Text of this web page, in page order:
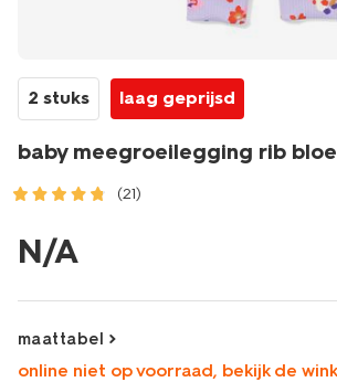
2 stuks laag geprijsd
baby meegroeilegging rib
(21)
broeken/leggings/baby-
meegroeilegging-
bloemen-
paars-
N/A
maattabel
online niet op voorraad, bekijk de